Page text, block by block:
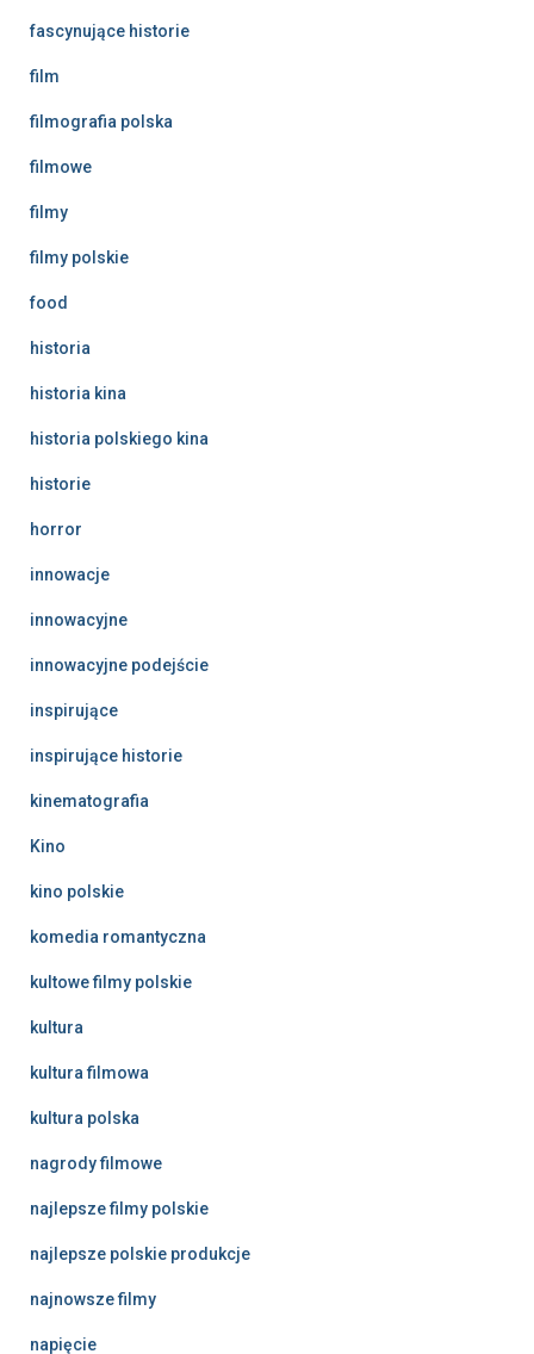
fascynujące historie
film
filmografia polska
filmowe
filmy
filmy polskie
food
historia
historia kina
historia polskiego kina
historie
horror
innowacje
innowacyjne
innowacyjne podejście
inspirujące
inspirujące historie
kinematografia
Kino
kino polskie
komedia romantyczna
kultowe filmy polskie
kultura
kultura filmowa
kultura polska
nagrody filmowe
najlepsze filmy polskie
najlepsze polskie produkcje
najnowsze filmy
napięcie